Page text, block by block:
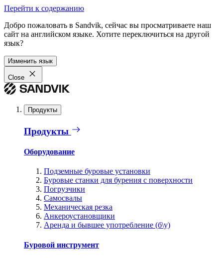
Перейти к содержанию
Добро пожаловать в Sandvik, сейчас вы просматриваете наш
сайт на английском языке. Хотите переключиться на другой
язык?
Изменить язык
Close
Продукты
Продукты
Оборудование
Подземные буровые установки
Буровые станки для бурения с поверхности
Погрузчики
Самосвалы
Механическая резка
Анкероустановщики
Аренда и бывшее употребление (б\у)
Буровой инструмент